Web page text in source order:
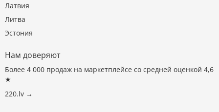
Латвия
Литва
Эстония
Нам доверяют
Более 4 000 продаж на маркетплейсе со средней оценкой 4,6
★
220.lv →